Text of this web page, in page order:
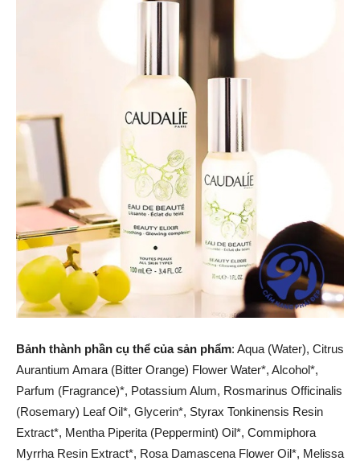
Bảnh thành phần cụ thể của sản phẩm: Aqua (Water), Citrus
Aurantium Amara (Bitter Orange) Flower Water*, Alcohol*,
Parfum (Fragrance)*, Potassium Alum, Rosmarinus Officinalis
(Rosemary) Leaf Oil*, Glycerin*, Styrax Tonkinensis Resin
Extract*, Mentha Piperita (Peppermint) Oil*, Commiphora
Myrrha Resin Extract*, Rosa Damascena Flower Oil*, Melissa